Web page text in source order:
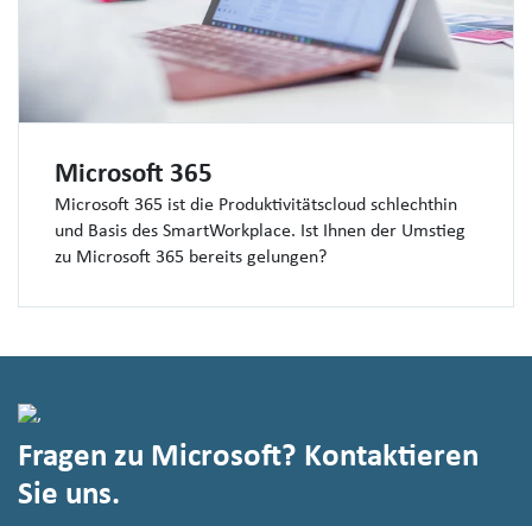
Microsoft 365
Microsoft 365 ist die Produktivitätscloud schlechthin
und Basis des SmartWorkplace. Ist Ihnen der Umstieg
zu Microsoft 365 bereits gelungen?
Fragen zu Microsoft? Kontaktieren
Sie uns.